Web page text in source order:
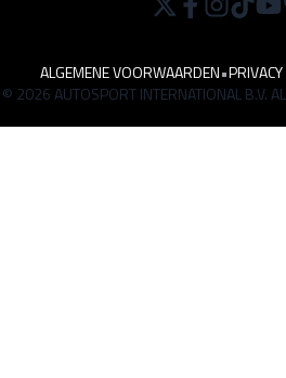
ALGEMENE VOORWAARDEN•
© 2026 AUTOSPORT INTERNATIONAL B.V.